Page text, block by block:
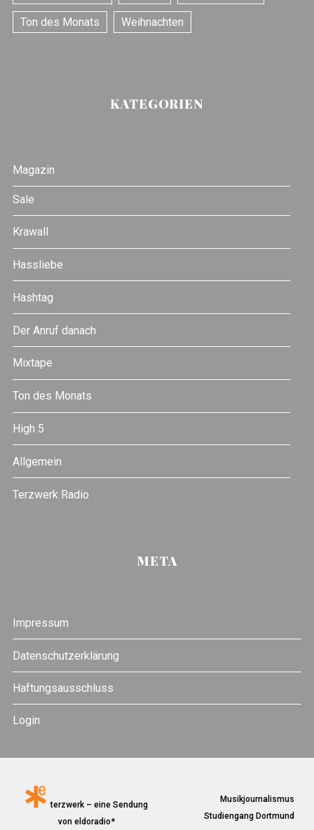
Ton des Monats Weihnachten
KATEGORIEN
Magazin
Sale
Krawall
Hassliebe
Hashtag
Der Anruf danach
Mixtape
Ton des Monats
High 5
Allgemein
Terzwerk Radio
META
Impressum
Datenschutzerklärung
Haftungsausschluss
Login
terzwerk – eine Sendung
von eldoradio*
Musikjournalismus
Studiengang Dortmund